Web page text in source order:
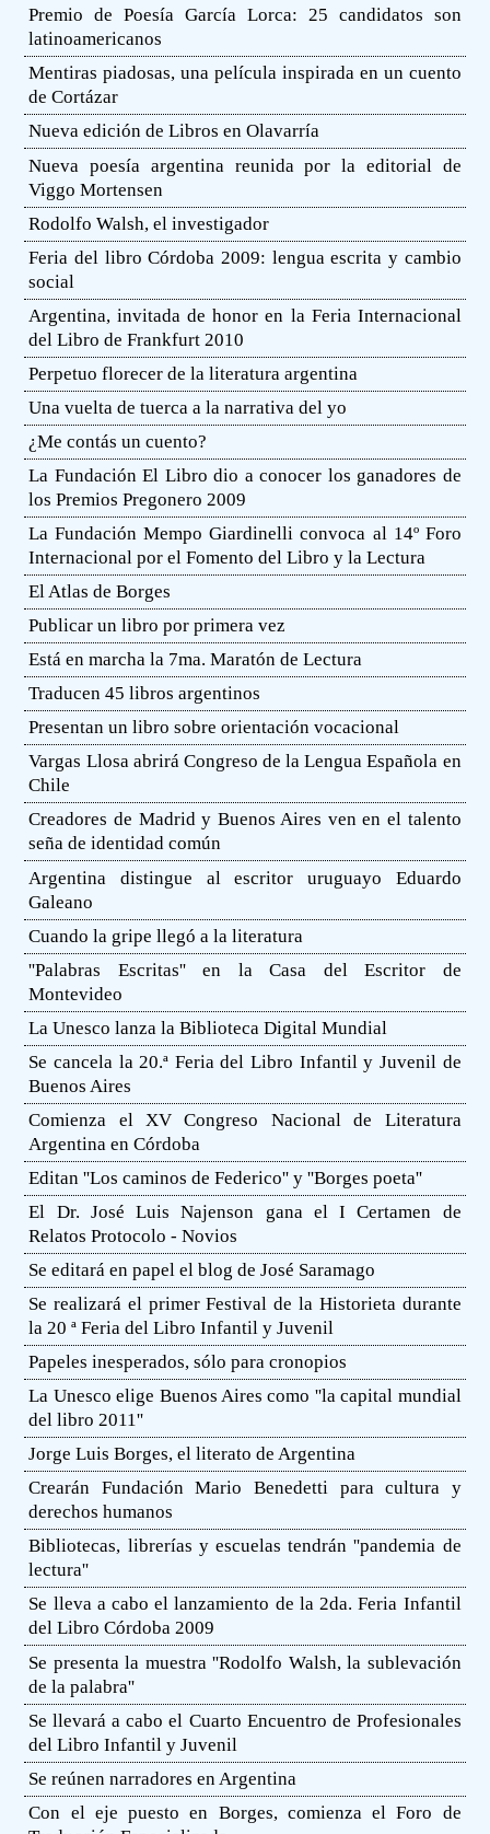
Premio de Poesía García Lorca: 25 candidatos son
latinoamericanos
Mentiras piadosas, una película inspirada en un cuento
de Cortázar
Nueva edición de Libros en Olavarría
Nueva poesía argentina reunida por la editorial de
Viggo Mortensen
Rodolfo Walsh, el investigador
Feria del libro Córdoba 2009: lengua escrita y cambio
social
Argentina, invitada de honor en la Feria Internacional
del Libro de Frankfurt 2010
Perpetuo florecer de la literatura argentina
Una vuelta de tuerca a la narrativa del yo
¿Me contás un cuento?
La Fundación El Libro dio a conocer los ganadores de
los Premios Pregonero 2009
La Fundación Mempo Giardinelli convoca al 14º Foro
Internacional por el Fomento del Libro y la Lectura
El Atlas de Borges
Publicar un libro por primera vez
Está en marcha la 7ma. Maratón de Lectura
Traducen 45 libros argentinos
Presentan un libro sobre orientación vocacional
Vargas Llosa abrirá Congreso de la Lengua Española en
Chile
Creadores de Madrid y Buenos Aires ven en el talento
seña de identidad común
Argentina distingue al escritor uruguayo Eduardo
Galeano
Cuando la gripe llegó a la literatura
''Palabras Escritas'' en la Casa del Escritor de
Montevideo
La Unesco lanza la Biblioteca Digital Mundial
Se cancela la 20.ª Feria del Libro Infantil y Juvenil de
Buenos Aires
Comienza el XV Congreso Nacional de Literatura
Argentina en Córdoba
Editan ''Los caminos de Federico'' y ''Borges poeta''
El Dr. José Luis Najenson gana el I Certamen de
Relatos Protocolo - Novios
Se editará en papel el blog de José Saramago
Se realizará el primer Festival de la Historieta durante
la 20 ª Feria del Libro Infantil y Juvenil
Papeles inesperados, sólo para cronopios
La Unesco elige Buenos Aires como ''la capital mundial
del libro 2011''
Jorge Luis Borges, el literato de Argentina
Crearán Fundación Mario Benedetti para cultura y
derechos humanos
Bibliotecas, librerías y escuelas tendrán ''pandemia de
lectura''
Se lleva a cabo el lanzamiento de la 2da. Feria Infantil
del Libro Córdoba 2009
Se presenta la muestra ''Rodolfo Walsh, la sublevación
de la palabra''
Se llevará a cabo el Cuarto Encuentro de Profesionales
del Libro Infantil y Juvenil
Se reúnen narradores en Argentina
Con el eje puesto en Borges, comienza el Foro de